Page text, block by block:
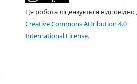
Ця робота ліцензується відповідно
Creative Commons Attribution 4.0
International License.